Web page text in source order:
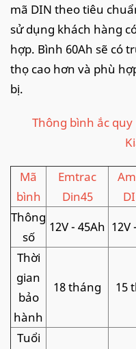
mã DIN theo tiêu
sử dụng khách hàng
hợp. Bình 60Ah sẽ có
thọ cao hơn và phù
bị.
Thông bình ắc quy
Mã
bình
Emtrac
Din45
Thông
số
12V - 45Ah 12V
Thời
gian
bảo
hành
18 tháng 15
Tuổi